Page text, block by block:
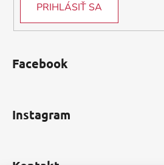
p
PRIHLÁSIŤ SA
Facebook
Instagram